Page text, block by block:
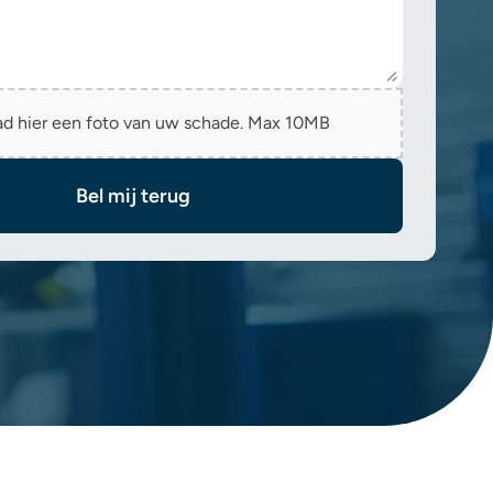
hier een foto van uw schade. Max 10MB
Bel mij terug